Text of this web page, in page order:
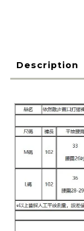
Description